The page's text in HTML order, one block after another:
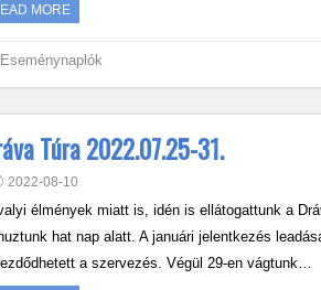
MORE
Eseménynaplók
Túra 2022.07.25-31.
2022-08-10
élmények miatt is, idén is ellátogattunk a
hat nap alatt. A januári jelentkezés
a szervezés. Végül 29-en vágtunk…